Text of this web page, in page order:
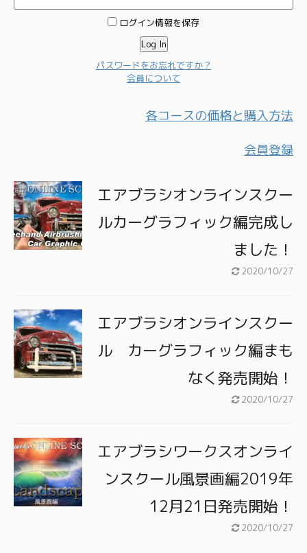
ログイン情報を保存
パスワードをお忘れですか？
会員について
各コースの価格と購入方法
会員登録
エアブラシオンラインスクー
ルカーグラフィック編完成し
ました！
2020/10/27
エアブラシオンラインスクー
ル カーグラフィック編まも
なく発売開始！
2020/10/27
エアブラシワークスオンライ
ンスクール風景画編2019年
12月21日発売開始！
2020/10/27